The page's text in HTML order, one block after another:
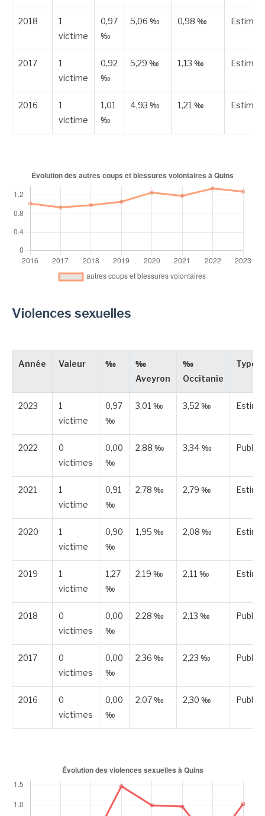
2018
1
victime
0,97
‰
5,06 ‰ 0,98 ‰ Estimée
2017
1
victime
0,92
‰
5,29 ‰ 1,13 ‰ Estimée
2016
1
victime
1,01
‰
4,93 ‰ 1,21 ‰ Estimée
Violences sexuelles
Année Valeur ‰
‰
Aveyron
‰
Occitanie
Type
2023
1
victime
0,97
‰
3,01 ‰ 3,52 ‰
2022
0
victimes
0,00
‰
2,88 ‰ 3,34 ‰ Publiée
2021
1
victime
0,91
‰
2,78 ‰ 2,79 ‰
2020
1
victime
0,90
‰
1,95 ‰ 2,08 ‰
2019
1
victime
1,27
‰
2,19 ‰ 2,11 ‰
2018
0
victimes
0,00
‰
2,28 ‰ 2,13 ‰ Publiée
2017
0
victimes
0,00
‰
2,36 ‰ 2,23 ‰ Publiée
2016
0
victimes
0,00
‰
2,07 ‰ 2,30 ‰ Publiée